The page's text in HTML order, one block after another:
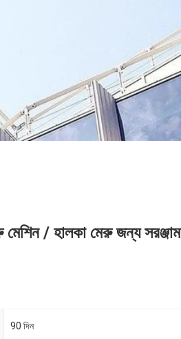
মেশিন / হালকা মেরু জন্য সরঞ্জাম
90 দিন